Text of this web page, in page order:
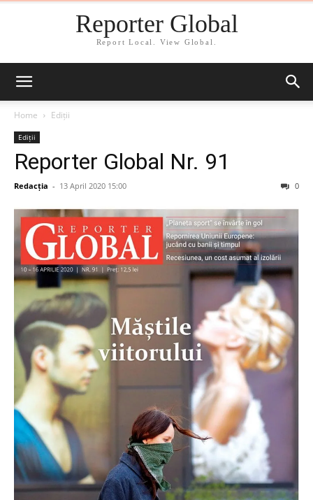
Reporter Global
Report Local. View Global.
Home Ediții
Ediții
Reporter Global Nr. 91
Redacția - 13 April 2020 15:00 0